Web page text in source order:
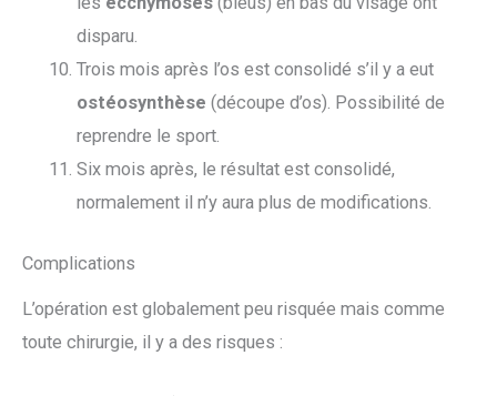
disparu.
Trois mois après l’os est consolidé s’il y a eut
ostéosynthèse (découpe d’os). Possibilité de
reprendre le sport.
Six mois après, le résultat est consolidé,
normalement il n’y aura plus de modifications.
Complications
L’opération est globalement peu risquée mais comme
toute chirurgie, il y a des risques :